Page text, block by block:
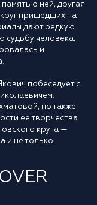
о ней, другая
пришедших на
дают редкую
судьбу человека,
и
побеседует с
но также
ее творчества
круга —
и не только.